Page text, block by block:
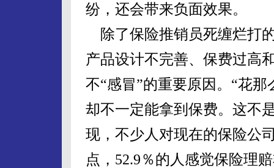
纷，还会带来负面效果。
除了保险推销员死缠烂打
产品设计不完善、保费过高
不“感冒”的重要原因。“花
却不一定能拿到保费。这不
现，不少人对现在的保险公
点，52.9％的人感觉保险理